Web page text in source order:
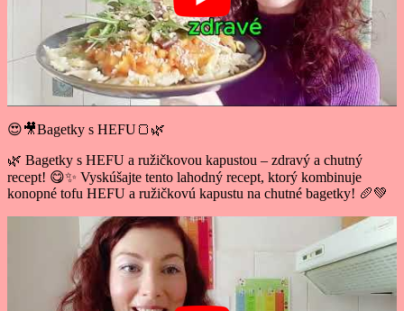
😍🎥Bagetky s HEFU🍞🌿
🌿 Bagetky s HEFU a ružičkovou kapustou – zdravý a chutný
recept! 😋✨ Vyskúšajte tento lahodný recept, ktorý kombinuje
konopné tofu HEFU a ružičkovú kapustu na chutné bagetky! 🥖💚